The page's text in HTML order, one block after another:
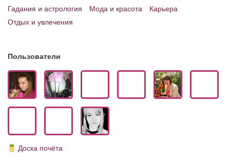
Блог Администратора
Гадания и астрология
Мода и красота
Карьера
Отдых и увлечения
Пользователи
Доска почёта